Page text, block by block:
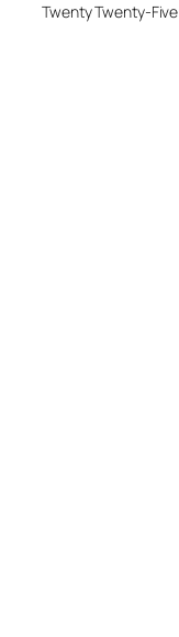
Twenty Twenty-Five